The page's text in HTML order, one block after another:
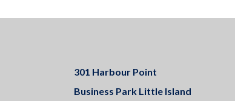
301 Harbour Point
Business Park Little Island